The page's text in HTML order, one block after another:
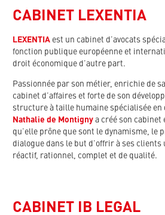
CABINET LEXENTIA
LEXENTIA est un cabinet d’avocats
fonction publique européenne et
droit économique d’autre part.
Passionnée par son métier, enrichie de
cabinet d’affaires et forte de son
structure à taille humaine spécialisée en
Nathalie de Montigny a créé son
qu’elle prône que sont le dynamisme, le
dialogue dans le but d’offrir à ses clients
réactif, rationnel, complet et de qualité.
CABINET IB LEGAL